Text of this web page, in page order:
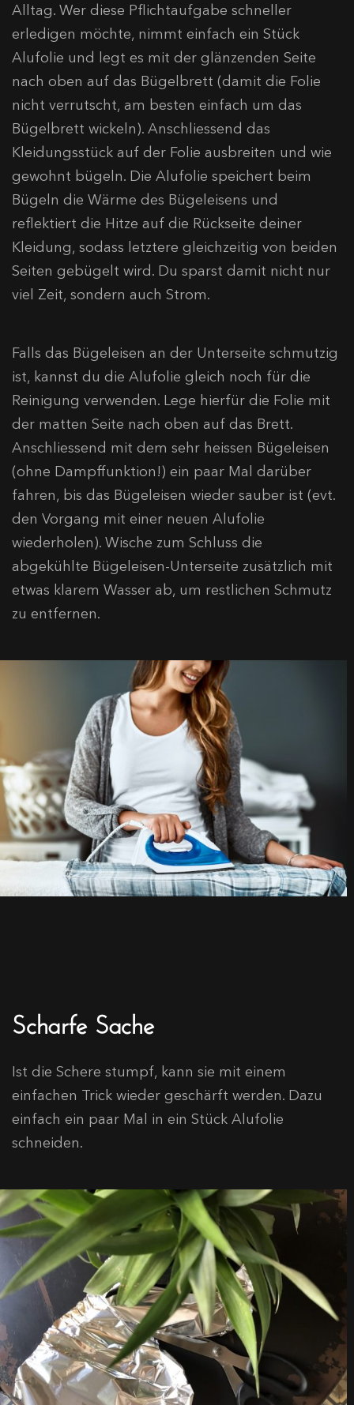
Alltag. Wer diese Pflichtaufgabe schneller
erledigen möchte, nimmt einfach ein Stück
Alufolie und legt es mit der glänzenden Seite
nach oben auf das Bügelbrett (damit die Folie
nicht verrutscht, am besten einfach um das
Bügelbrett wickeln). Anschliessend das
Kleidungsstück auf der Folie ausbreiten und wie
gewohnt bügeln. Die Alufolie speichert beim
Bügeln die Wärme des Bügeleisens und
reflektiert die Hitze auf die Rückseite deiner
Kleidung, sodass letztere gleichzeitig von beiden
Seiten gebügelt wird. Du sparst damit nicht nur
viel Zeit, sondern auch Strom.
Falls das Bügeleisen an der Unterseite schmutzig
ist, kannst du die Alufolie gleich noch für die
Reinigung verwenden. Lege hierfür die Folie mit
der matten Seite nach oben auf das Brett.
Anschliessend mit dem sehr heissen Bügeleisen
(ohne Dampffunktion!) ein paar Mal darüber
fahren, bis das Bügeleisen wieder sauber ist (evt.
den Vorgang mit einer neuen Alufolie
wiederholen). Wische zum Schluss die
abgekühlte Bügeleisen-Unterseite zusätzlich mit
etwas klarem Wasser ab, um restlichen Schmutz
zu entfernen.
Scharfe Sache
Ist die Schere stumpf, kann sie mit einem
einfachen Trick wieder geschärft werden. Dazu
einfach ein paar Mal in ein Stück Alufolie
schneiden.